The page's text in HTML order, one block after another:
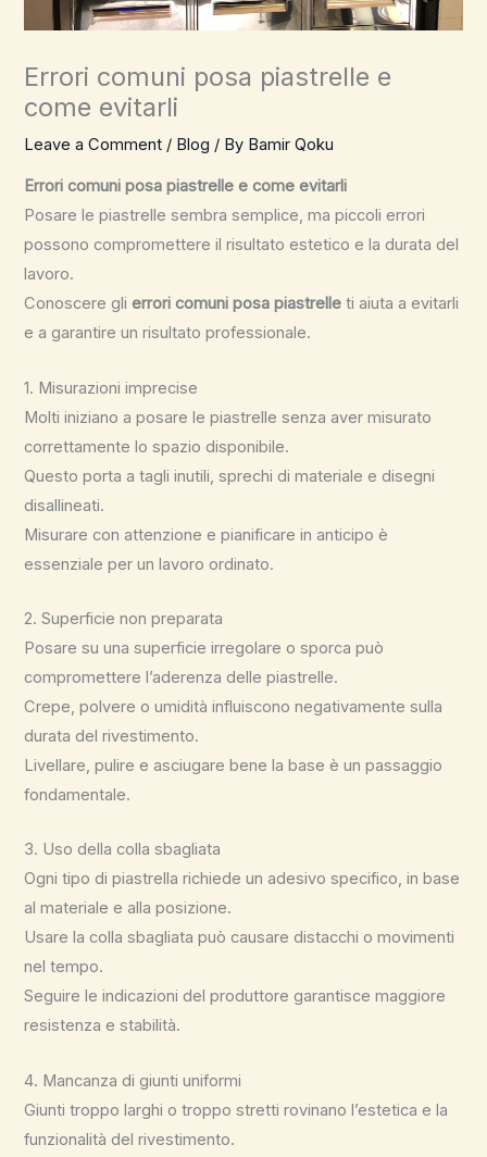
Errori comuni posa piastrelle e
come evitarli
Leave a Comment / Blog / By Bamir Qoku
Errori comuni posa piastrelle e come evitarli
Posare le piastrelle sembra semplice, ma piccoli errori
possono compromettere il risultato estetico e la durata del
lavoro.
Conoscere glierrori comuni posa piastrelle ti aiuta a evitarli
e a garantire un risultato professionale.
1. Misurazioni imprecise
Molti iniziano a posare le piastrelle senza aver misurato
correttamente lo spazio disponibile.
Questo porta a tagli inutili, sprechi di materiale e disegni
disallineati.
Misurare con attenzione e pianificare in anticipo è
essenziale per un lavoro ordinato.
2. Superficie non preparata
Posare su una superficie irregolare o sporca può
compromettere l’aderenza delle piastrelle.
Crepe, polvere o umidità influiscono negativamente sulla
durata del rivestimento.
Livellare, pulire e asciugare bene la base è un passaggio
fondamentale.
3. Uso della colla sbagliata
Ogni tipo di piastrella richiede un adesivo specifico, in base
al materiale e alla posizione.
Usare la colla sbagliata può causare distacchi o movimenti
nel tempo.
Seguire le indicazioni del produttore garantisce maggiore
resistenza e stabilità.
4. Mancanza di giunti uniformi
Giunti troppo larghi o troppo stretti rovinano l’estetica e la
funzionalità del rivestimento.